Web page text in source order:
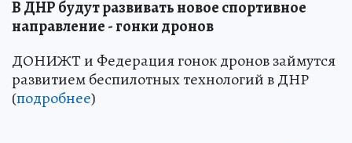
В ДНР будут развивать новое спортивное
направление - гонки дронов
ДОНИЖТ и Федерация гонок дронов займутся
развитием беспилотных технологий в ДНР
(подробнее)